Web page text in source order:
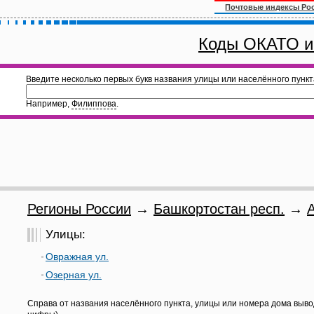
Почтовые индексы
Коды ОКАТО
Введите несколько первых букв названия улицы или населённого
Например, Филиппова.
Регионы России → Башкортостан респ. →
Улицы:
Овражная ул.
Озерная ул.
Справа от названия населённого пункта, улицы или номера дома